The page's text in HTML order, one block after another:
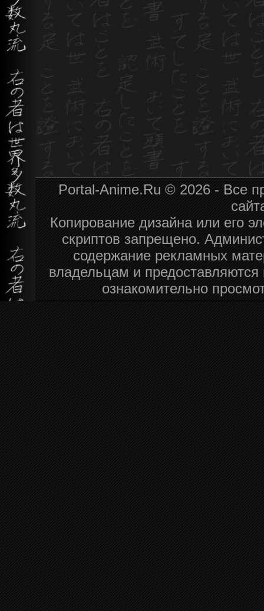
Portal-Anime.Ru © 2026 - Все
Копирование дизайна или его
скриптов запрещено.
содержание рекламных
владельцам и
ознакомительно